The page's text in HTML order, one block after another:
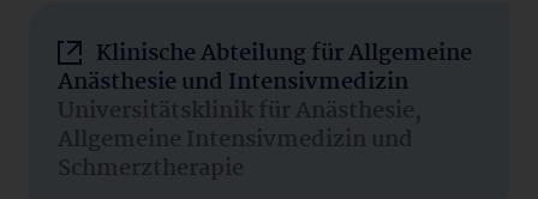
Klinische Abteilung für Allgemeine
Anästhesie und Intensivmedizin
Universitätsklinik für Anästhesie,
Allgemeine Intensivmedizin und
Schmerztherapie